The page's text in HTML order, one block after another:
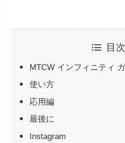
目次
MTCW インフィニティ
使い方
応用編
最後に
Instagram